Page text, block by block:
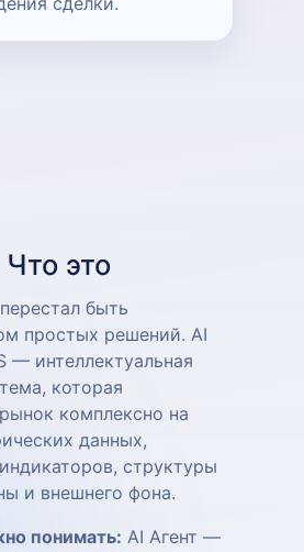
Что это
быть
простых решений. AI
— интеллектуальная
которая
комплексно на
данных,
структуры
и внешнего фона.
понимать: AI Агент —